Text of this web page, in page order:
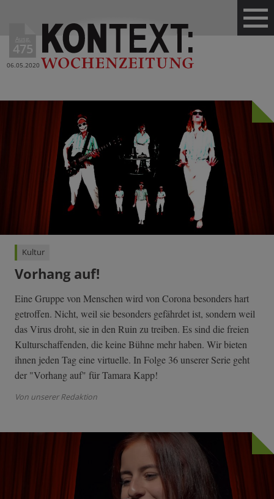
Ausg.
475
06.05.2020
Kultur
Vorhang auf!
Eine Gruppe von Menschen wird von Corona besonders hart
getroffen. Nicht, weil sie besonders gefährdet ist, sondern weil
das Virus droht, sie in den Ruin zu treiben. Es sind die freien
Kulturschaffenden, die keine Bühne mehr haben. Wir bieten
ihnen jeden Tag eine virtuelle. In Folge 36 unserer Serie geht
der "Vorhang auf" für Tamara Kapp!
Von unserer Redaktion